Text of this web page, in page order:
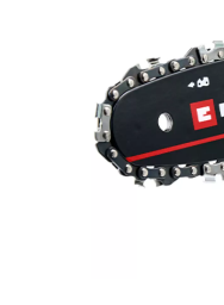
Avem
This
to